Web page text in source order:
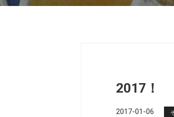
2017！
2017-01-06